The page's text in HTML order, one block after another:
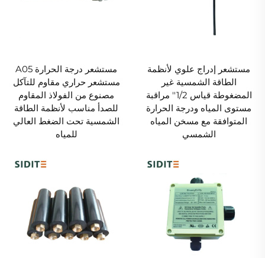
مستشعر إدراج علوي لأنظمة
الطاقة الشمسية غير
المضغوطة قياس 1/2'' مراقبة
مستوى المياه ودرجة الحرارة
المتوافقة مع مسخن المياه
الشمسي
مستشعر درجة الحرارة A05
مستشعر حراري مقاوم للتآكل
مصنوع من الفولاذ المقاوم
للصدأ مناسب لأنظمة الطاقة
الشمسية تحت الضغط العالي
للمياه